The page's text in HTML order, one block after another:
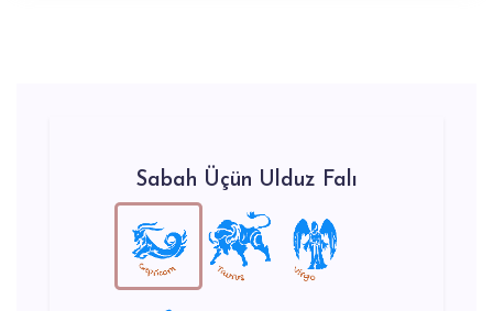
Sabah Üçün Ulduz Falı